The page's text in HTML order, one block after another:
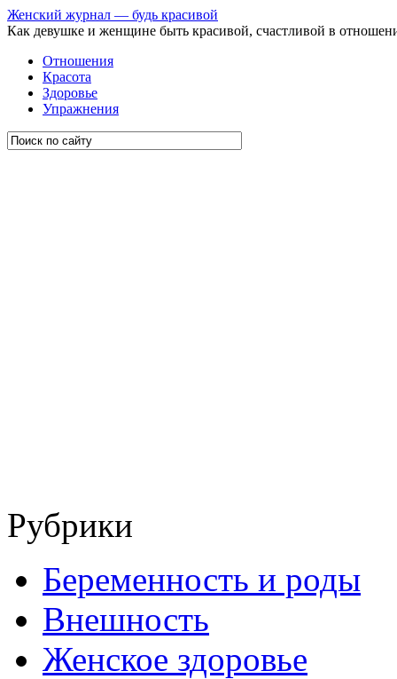
Женский журнал — будь красивой
Как девушке и женщине быть красивой, счастливой в
Отношения
Красота
Здоровье
Упражнения
Рубрики
Беременность и роды
Внешность
Женское здоровье